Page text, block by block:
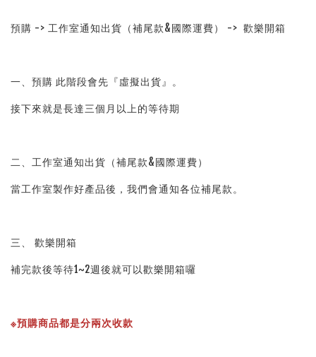
預購 -> 工作室通知出貨（補尾款&國際運費） ->  歡樂開箱
一、預購 此階段會先『虛擬出貨』。
接下來就是長達三個月以上的等待期
二、工作室通知出貨（補尾款&國際運費）
當工作室製作好產品後，我們會通知各位補尾款。
三、 歡樂開箱
補完款後等待1~2週後就可以歡樂開箱囉
※預購商品都是分兩次收款